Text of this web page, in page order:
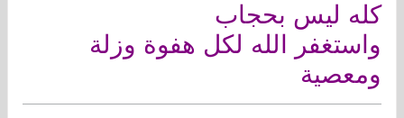
كله ليس بحجاب
واستغفر الله لكل هفوة وزلة
ومعصية